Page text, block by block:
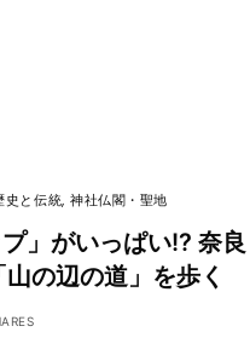
史と伝統 ,神社仏閣・聖地
」がいっぱい!? 奈良
の辺の道」を歩く